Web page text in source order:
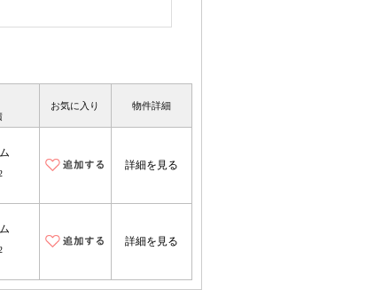
お気に入り 物件詳細
詳細を見る
詳細を見る